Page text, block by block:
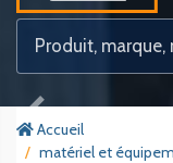
Accueil
matériel et